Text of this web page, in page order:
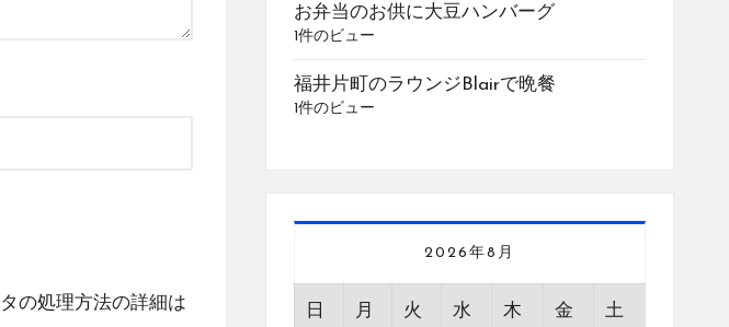
の処理方法の詳細は
お弁当のお供に大豆ハンバーグ
1件のビュー
福井片町のラウンジBlairで晩餐
1件のビュー
2026年8月
日 月 火 水 木 金 土